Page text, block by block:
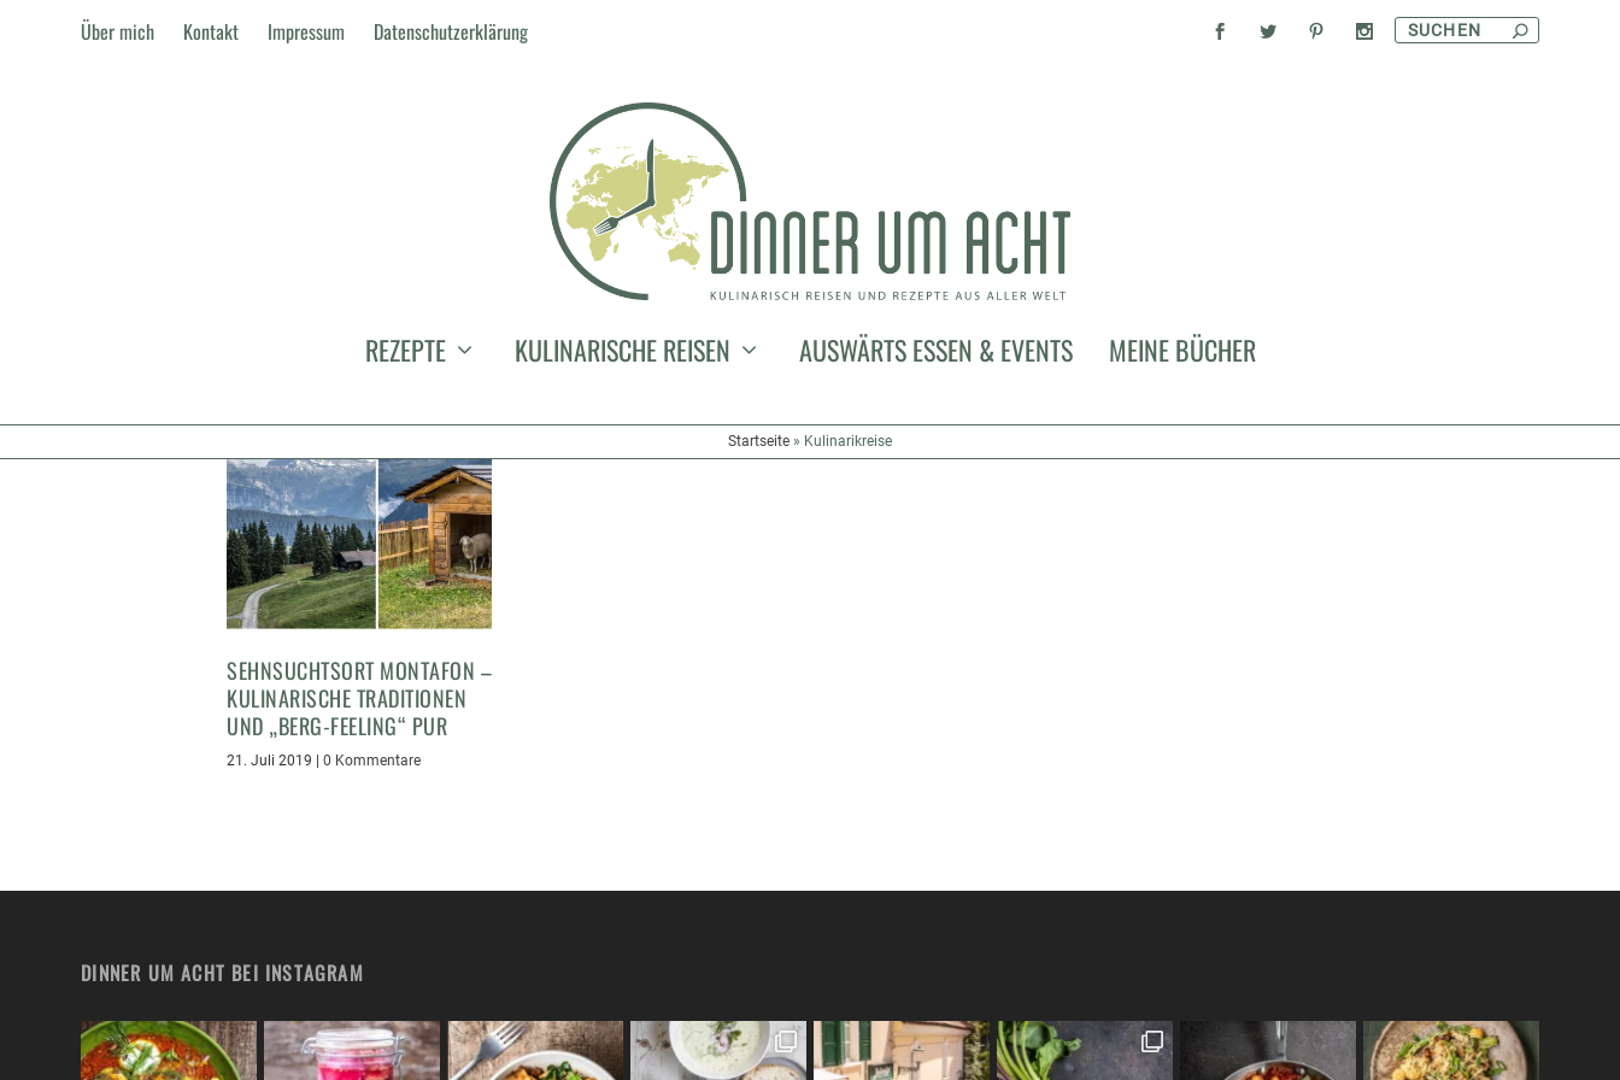
Über mich Kontakt Impressum Datenschutzerklärung
REZEPTE KULINARISCHE REISEN AUSWÄRTS ESSEN & EVENTS MEINE BÜCHER
Startseite » Kulinarikreise
SEHNSUCHTSORT MONTAFON –
KULINARISCHE TRADITIONEN
UND „BERG-FEELING“ PUR
21. Juli 2019 |0 Kommentare
DINNER UM ACHT BEI INSTAGRAM